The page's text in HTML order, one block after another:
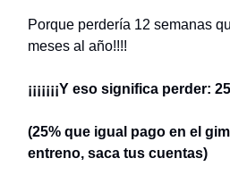
Porque perdería 12 semanas
meses al año!!!!
¡¡¡¡¡¡¡Y eso significa perder:
(25% que igual pago en el
entreno, saca tus cuentas)